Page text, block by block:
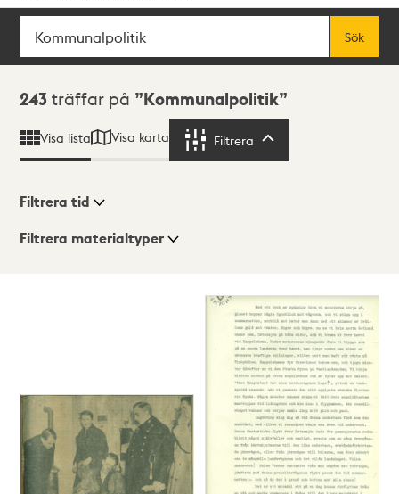
Sök
Sök
Sökresultat
243 träffar på Kommunalpolitik
Visa lista Visa karta Filtrera
Visningsläge
Filtrera tid
Filtrera materialtyper